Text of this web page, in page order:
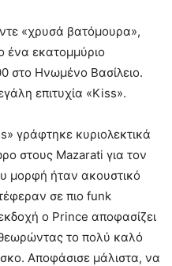
«χρυσά βατόμουρα»,
ένα εκατομμύριο
στο Ηνωμένο Βασίλειο.
επιτυχία «Kiss».
γράφτηκε κυριολεκτικά
στους Mazarati για τον
μορφή ήταν ακουστικό
σε πιο funk
ο Prince αποφασίζει
το πολύ καλό
Αποφάσισε μάλιστα, να